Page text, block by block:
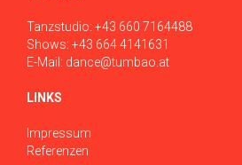
Tanzstudio: +43 660 7164488
Shows: +43 664 4141631
E-Mail: dance@tumbao.at
LINKS
Impressum
Referenzen